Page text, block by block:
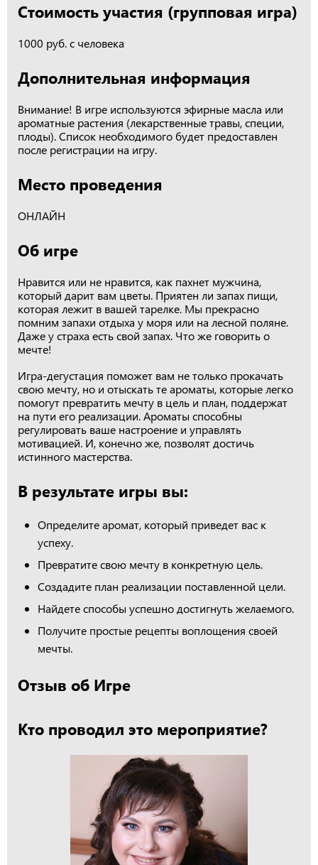
Стоимость участия (групповая игра)
1000 руб. с человека
Дополнительная информация
Внимание! В игре используются эфирные масла или
ароматные растения (лекарственные травы, специи,
плоды). Список необходимого будет предоставлен
после регистрации на игру.
Место проведения
ОНЛАЙН
Об игре
Нравится или не нравится, как пахнет мужчина,
который дарит вам цветы. Приятен ли запах пищи,
которая лежит в вашей тарелке. Мы прекрасно
помним запахи отдыха у моря или на лесной поляне.
Даже у страха есть свой запах. Что же говорить о
мечте!
Игра-дегустация поможет вам не только прокачать
свою мечту, но и отыскать те ароматы, которые легко
помогут превратить мечту в цель и план, поддержат
на пути его реализации. Ароматы способны
регулировать ваше настроение и управлять
мотивацией. И, конечно же, позволят достичь
истинного мастерства.
В результате игры вы:
Определите аромат, который приведет вас к
успеху.
Превратите свою мечту в конкретную цель.
Создадите план реализации поставленной цели.
Найдете способы успешно достигнуть желаемого.
Получите простые рецепты воплощения своей
мечты.
Отзыв об Игре
Кто проводил это мероприятие?